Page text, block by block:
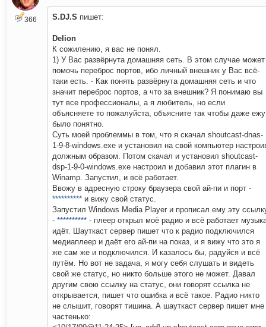
366 S.DJ.S пишет:
Delion
К сожилению, я вас не понял.
1) У Вас развёрнута домашняя сеть. В этом случае может
помочь переброс портов, ибо личный внешник у Вас всё-
таки есть. - Как понять развёрнута домашняя сеть и что
значит переброс портов, а что за внешник? Я понимаю вы
тут все профессионалы, а я любитель, но если
объясняете то пожалуйста, объясните так чтобы даже ежу
было понятно.
Суть моей проблеммы в том, что я скачал shoutcast-dnas-
1-9-8-windows.exe и установил на свой компьютер
должным образом. Потом скачал и установил shoutcast-
dsp-1-9-0-windows.exe настроил и добавил этот плагин в
Winamp. Запустил, и всё работает.
Ввожу в адресную строку браузера свой ай-пи и порт -
********** и вижу свой статус.
Запустил Windows Media Player и прописал ему эту
- ********** - плеер открыл моё радио и всё работает
идёт. Шауткаст сервер пишет что к радио подключился
медиаплеер и даёт его ай-пи на показ, и я вижу что это я
же сам же и подключился. И казалось бы, радуйся и всё
путём. Но вот не задача, я могу себя слушать и видеть
свой же статус, но никто больше этого не может. Давал
другим свою ссылку на статус, они говорят ссылка не
открывается, пишет что ошибка и всё такое. Радио никто
не слышит, говорят тишина. А шауткаст сервер пишет мне
частенько: